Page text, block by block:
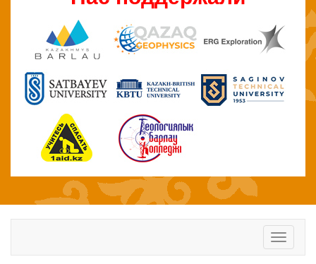
Toggle